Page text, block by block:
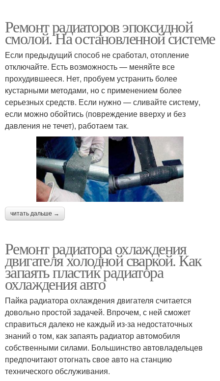
Ремонт радиаторов эпоксидной
смолой. На остановленной системе
Если предыдущий способ не сработал, отопление
отключайте. Есть возможность — меняйте все
прохудившееся. Нет, пробуем устранить более
кустарными методами, но с применением более
серьезных средств. Если нужно — сливайте систему,
если можно обойтись (повреждение вверху и без
давления не течет), работаем так.
читать дальше →
Ремонт радиатора охлаждения
двигателя холодной сваркой. Как
запаять пластик радиатора
охлаждения авто
Пайка радиатора охлаждения двигателя считается
довольно простой задачей. Впрочем, с ней сможет
справиться далеко не каждый из-за недостаточных
знаний о том, как запаять радиатор автомобиля
собственными силами. Большинство автовладельцев
предпочитают отогнать свое авто на станцию
технического обслуживания.